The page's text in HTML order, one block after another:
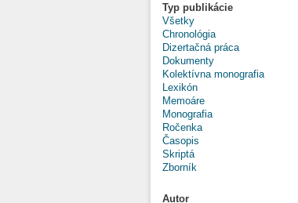
Typ publikácie
Všetky
Chronológia
Dizertačná práca
Dokumenty
Kolektívna monografia
Lexikón
Memoáre
Monografia
Ročenka
Časopis
Skriptá
Zborník
Autor